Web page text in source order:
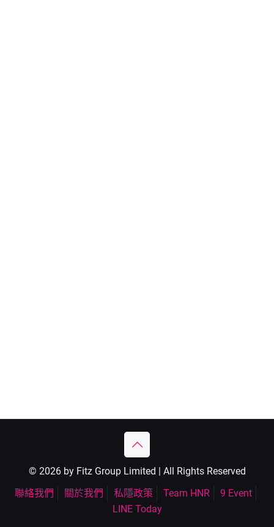
© 2026 by Fitz Group Limited | All Rights Reserved
聯絡我們
關於我們 私隱政策 Team HNR
9 Event
LINE Today